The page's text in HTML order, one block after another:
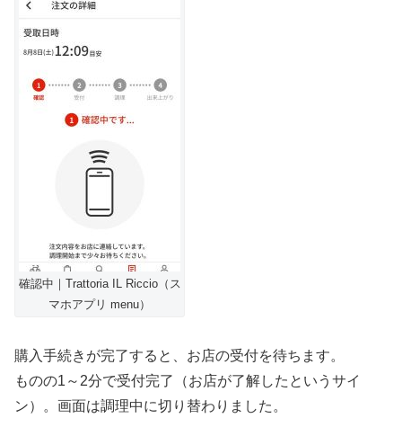
確認中｜Trattoria IL Riccio（ス
マホアプリ menu）
購入手続きが完了すると、お店の受付を待ちます。
ものの1～2分で受付完了（お店が了解したというサイ
ン）。画面は調理中に切り替わりました。